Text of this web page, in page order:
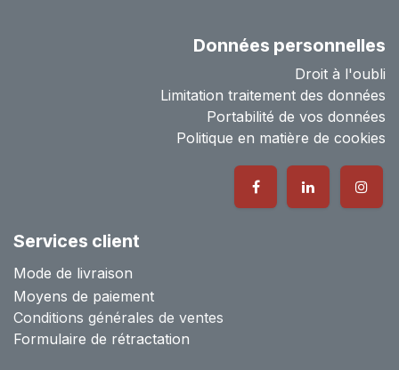
Données personnelles
Droit à l'oubli
Limitation traitement des données
Portabilité de vos données
Politique en matière de cookies
Services client
Mode de livraison
Moyens de paiement
Conditions générales de ventes
Formulaire de rétractation